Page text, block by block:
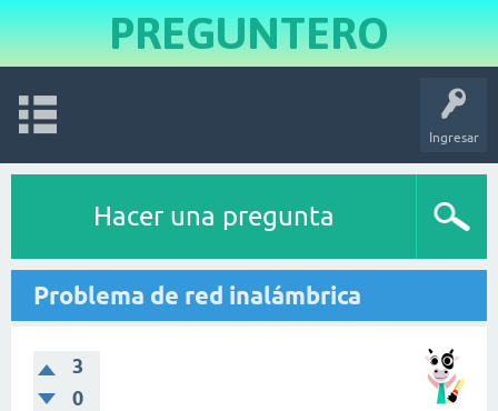
PREGUNTERO
Ingresar
Hacer una pregunta
Problema de red inalámbrica
3
0